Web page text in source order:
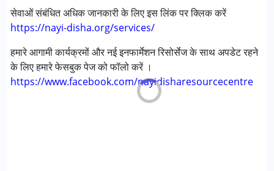
सेवाओं संबंधित अधिक जानकारी के लिए इस लिंक पर क्लिक करें
https://nayi-disha.org/services/
हमारे आगामी कार्यक्रमों और नई इनफार्मेशन रिसोर्सेज के साथ अपडेट रहने
के लिए हमारे फेसबुक पेज को फॉलो करें ।
https://www.facebook.com/nayidisharesourcecentre